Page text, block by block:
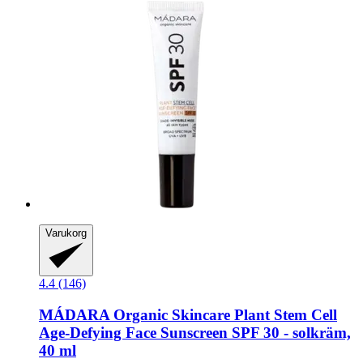
Varukorg
4.4 (146)
MÁDARA Organic Skincare Plant Stem Cell
Age-​Defying Face Sunscreen SPF 30 -​ solkräm,
40 ml